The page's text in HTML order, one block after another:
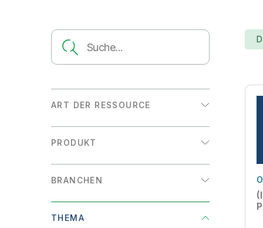
ART DER RESSOURCE
Analystenreport
INFOGRAFIK
PRODUKT
Analysen
BRANCHEN
Einzelhandel
THEMA